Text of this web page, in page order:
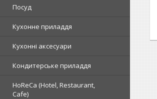
Посуд
Кухонне приладдя
Кухонні аксесуари
Кондитерське приладдя
HoReCa (Hotel, Restaurant,
Cafe)